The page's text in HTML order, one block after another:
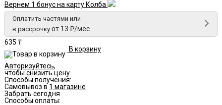
Вернем 1 бонус на карту Колба
Оплатить частями или
в рассрочку от 13 ₽/мес
635 ₸
В корзину
Авторизуйтесь,
чтобы снизить цену
Способы получения:
Самовывоз в 1 магазине
Забрать сегодня
Способы оплаты: